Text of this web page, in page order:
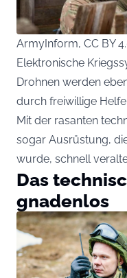
ArmyInform, CC BY
Elektronische
Drohnen werden
durch freiwillige
Mit der rasanten
sogar Ausrüstung,
wurde, schnell
Das
gnadenlos